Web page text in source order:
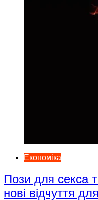
Економіка
Пози для секса
нові відчуття